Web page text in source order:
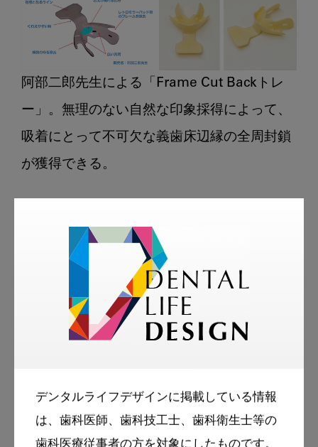
デンタルライフデザインに掲載している情報
は、歯科医師、歯科技工士、歯科衛生士等の
阿部二郎先生による「Frame Cut Backトレ
ー」。無理のない自然な印象採得によって、
吸着にとって不可欠な義歯床辺縁の全周封鎖
が獲得できる。
若い先生が総義歯を学ぶ意
義とは
義歯治療に関して思うことがあれば教えてく
ださい
歯周治療の発展や国民的な予防意識の高まり